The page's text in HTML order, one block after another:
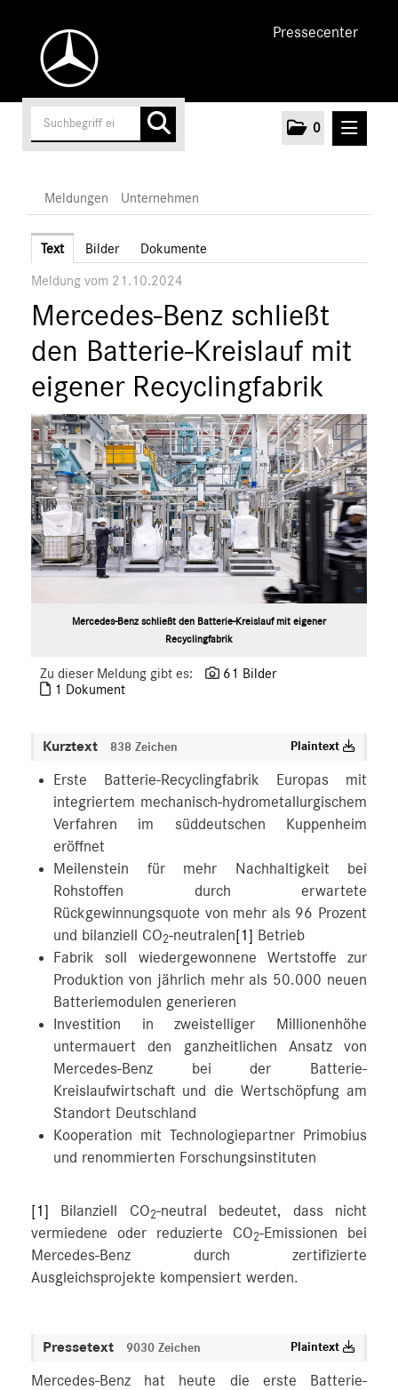
Pressecenter
0
Unternehmen
Marken & Produkte
MEDIA
ÜBER UNS
ANSPRECHPARTNER
Meldungen Unternehmen
Text Bilder Dokumente
Meldung vom 21.10.2024
Mercedes-Benz schließt
den Batterie-Kreislauf mit
eigener Recyclingfabrik
Mercedes-Benz schließt den Batterie-Kreislauf mit eigener
Recyclingfabrik
Zu dieser Meldung gibt es:
61 Bilder
1 Dokument
Kurztext 838 Zeichen Plaintext
Erste Batterie-Recyclingfabrik Europas mit
integriertem mechanisch-hydrometallurgischem
Verfahren im süddeutschen Kuppenheim
eröffnet
Meilenstein für mehr Nachhaltigkeit bei
Rohstoffen durch erwartete
Rückgewinnungsquote von mehr als 96 Prozent
und bilanziell CO2-neutralen[1] Betrieb
Fabrik soll wiedergewonnene Wertstoffe zur
Produktion von jährlich mehr als 50.000 neuen
Batteriemodulen generieren
Investition in zweistelliger Millionenhöhe
untermauert den ganzheitlichen Ansatz von
Mercedes-Benz bei der Batterie-
Kreislaufwirtschaft und die Wertschöpfung am
Standort Deutschland
Kooperation mit Technologiepartner Primobius
und renommierten Forschungsinstituten
[1] Bilanziell CO2-neutral bedeutet, dass nicht
vermiedene oder reduzierte CO2-Emissionen bei
Mercedes-Benz durch zertifizierte
Ausgleichsprojekte kompensiert werden.
Pressetext 9030 Zeichen Plaintext
Mercedes-Benz hat heute die erste Batterie-